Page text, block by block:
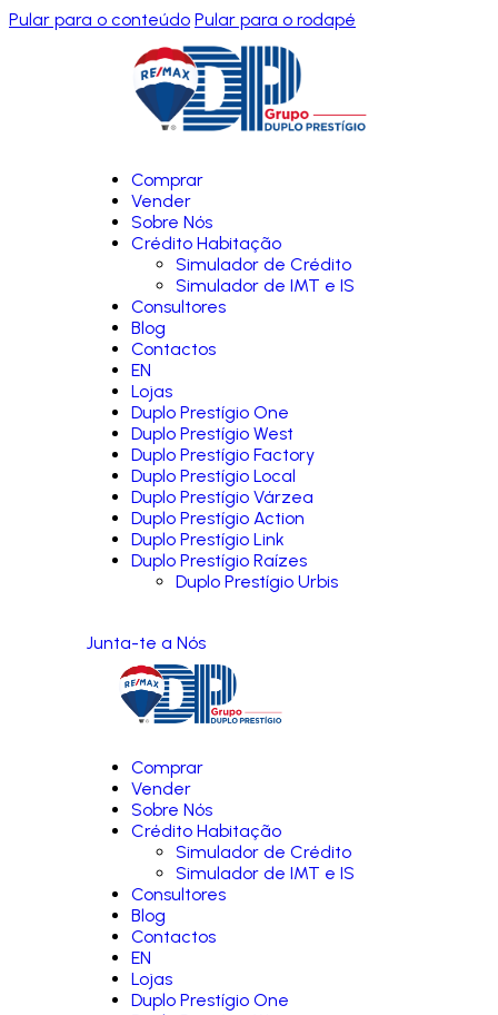
Pular para o conteúdo Pular para o rodapé
Comprar
Vender
Sobre Nós
Crédito Habitação
Simulador de Crédito
Simulador de IMT e IS
Consultores
Blog
Contactos
EN
Lojas
Duplo Prestígio One
Duplo Prestígio West
Duplo Prestígio Factory
Duplo Prestígio Local
Duplo Prestígio Várzea
Duplo Prestígio Action
Duplo Prestígio Link
Duplo Prestígio Raízes
Duplo Prestígio Urbis
Junta-te a Nós
Comprar
Vender
Sobre Nós
Crédito Habitação
Simulador de Crédito
Simulador de IMT e IS
Consultores
Blog
Contactos
EN
Lojas
Duplo Prestígio One